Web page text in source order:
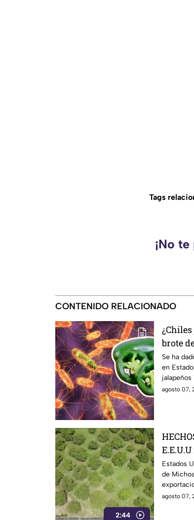
Tags
¡No
CONTENIDO RELACIONADO
brote
Esto
Se ha
en
agosto 07,
2:44
Estados
de
agosto 07,